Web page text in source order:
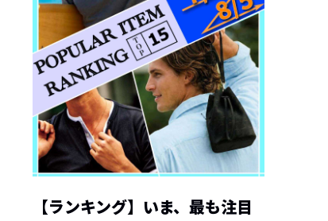
【ランキング】いま、最も注目